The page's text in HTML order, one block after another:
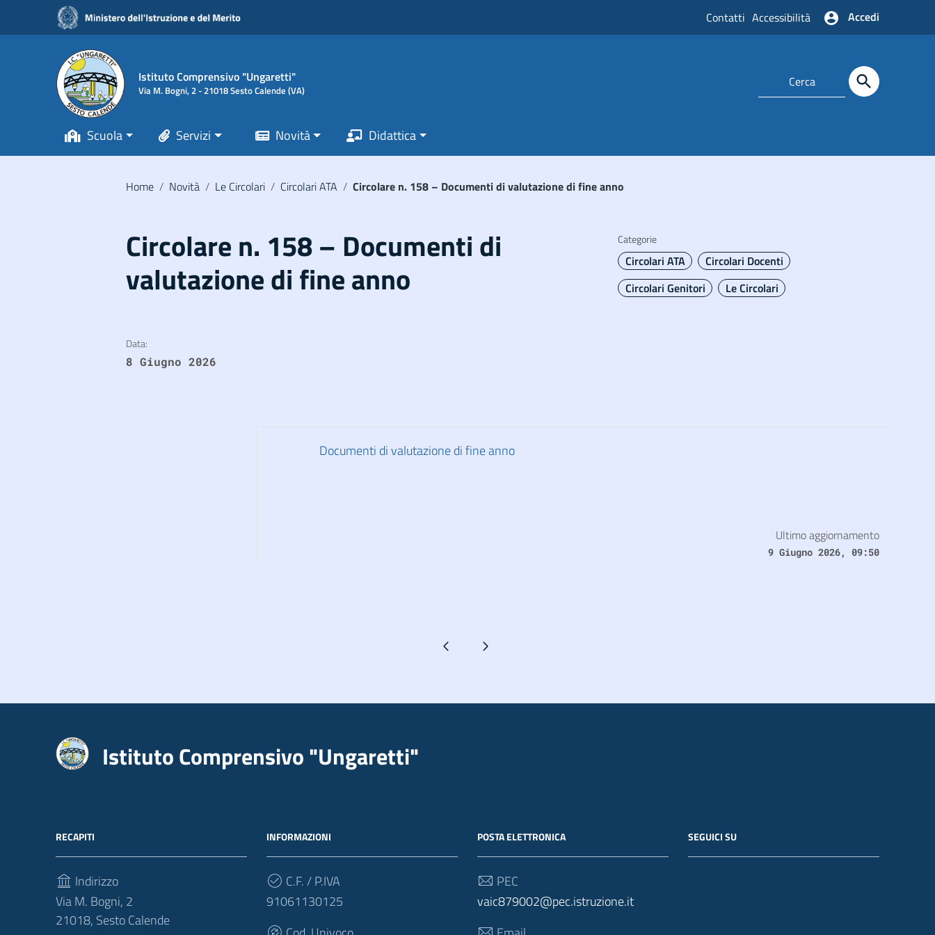
Vai ai contenuti
Vai al menu di navigazione
Vai al footer
Contatti Accessibilità Accedi
Istituto Comprensivo "Ungaretti"
Via M. Bogni, 2 - 21018 Sesto Calende (VA)
Scuola Servizi Novità Didattica
Home / Novità / Le Circolari / Circolari ATA / Circolare n. 158 – Documenti di valutazione di fine anno
Circolare n. 158 – Documenti di
valutazione di fine anno
Categorie
Circolari ATA
Circolari Docenti
Circolari Genitori
Le Circolari
Data:
8 Giugno 2026
Documenti di valutazione di fine anno
Ultimo aggiornamento
9 Giugno 2026, 09:50
Pagina precedentePagina successiva
Istituto Comprensivo "Ungaretti"
RECAPITI
Indirizzo
Via M. Bogni, 2
21018, Sesto Calende
INFORMAZIONI
C.F. / P.IVA
91061130125
POSTA ELETTRONICA
PEC
vaic879002@pec.istruzione.it
SEGUICI SU